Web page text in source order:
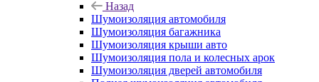
Назад
Шумоизоляция автомобиля
Шумоизоляция багажника
Шумоизоляция крыши авто
Шумоизоляция пола и колесных арок
Шумоизоляция дверей автомобиля